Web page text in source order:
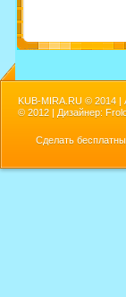
KUB-MIRA.RU © 2014 |
© 2012 | Дизайнер:
Сделать